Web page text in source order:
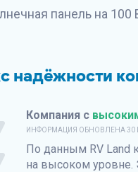
панель на 100
надёжности
Компания с
ИНФОРМАЦИЯ ОБНОВЛЕНА30
По данным RV Land
на высоком уровне.